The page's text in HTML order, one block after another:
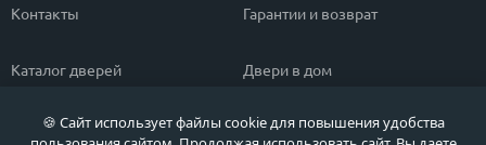
Контакты
Гарантии и возврат
Каталог дверей
Популярные двери
Двери в дом
Двери в квартиру
🍪 Сайт использует файлы cookie для повышения удобства